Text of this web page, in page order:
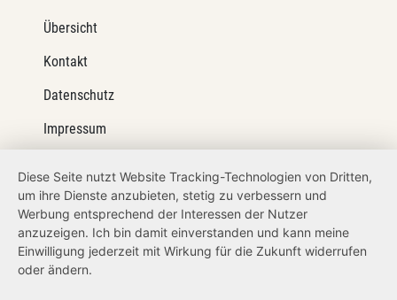
Übersicht
Kontakt
Datenschutz
Impressum
Netiquette
Transparenzanspruch
Hinweisgeberschutz
Diese Seite nutzt Website Tracking-Technologien von Dritten,
um ihre Dienste anzubieten, stetig zu verbessern und
Werbung entsprechend der Interessen der Nutzer
anzuzeigen. Ich bin damit einverstanden und kann meine
Einwilligung jederzeit mit Wirkung für die Zukunft widerrufen
oder ändern.